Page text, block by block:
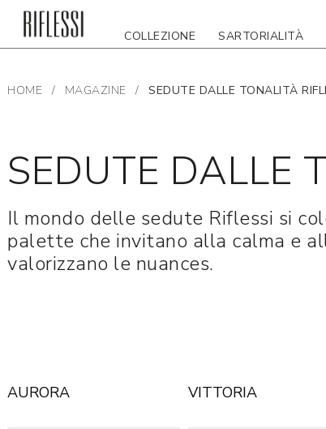
COLLEZIONE SARTORIALITÀ
HOME / MAGAZINE / SEDUTE DALLE TONALITÀ
SEDUTE DALLE
Il mondo delle sedute Riflessi si
palette che invitano alla calma e
valorizzano le nuances.
AURORA VITTORIA